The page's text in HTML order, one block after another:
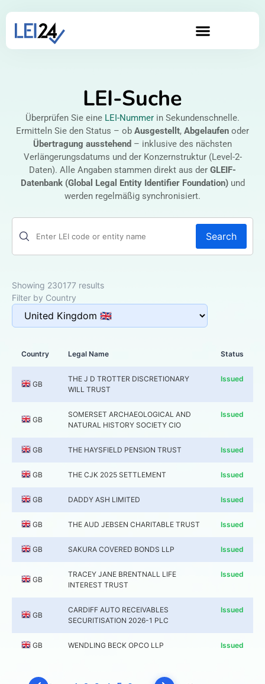
LEI-Suche
Überprüfen Sie eine LEI-Nummer in Sekundenschnelle.
Ermitteln Sie den Status – ob Ausgestellt, Abgelaufen oder
Übertragung ausstehend – inklusive des nächsten
Verlängerungsdatums und der Konzernstruktur (Level-2-
Daten). Alle Angaben stammen direkt aus der GLEIF-
Datenbank (Global Legal Entity Identifier Foundation)und
werden regelmäßig synchronisiert.
Search
Showing 230177 results
Filter by Country
Country Legal Name Status
GB
THE J D TROTTER DISCRETIONARY
WILL TRUST
Issued
GB
SOMERSET ARCHAEOLOGICAL AND
NATURAL HISTORY SOCIETY CIO
Issued
GB THE HAYSFIELD PENSION TRUST Issued
GB THE CJK 2025 SETTLEMENT Issued
GB DADDY ASH LIMITED Issued
GB THE AUD JEBSEN CHARITABLE TRUST Issued
GB SAKURA COVERED BONDS LLP Issued
GB
TRACEY JANE BRENTNALL LIFE
INTEREST TRUST
Issued
GB
CARDIFF AUTO RECEIVABLES
SECURITISATION 2026-1 PLC
Issued
GB WENDLING BECK OPCO LLP Issued